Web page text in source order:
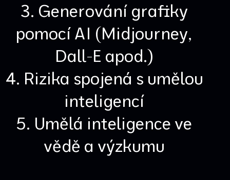
3. Generování grafiky
pomocí AI (Midjourney,
Dall-E apod.)
4. Rizika spojená s umělou
inteligencí
5. Umělá inteligence ve
vědě a výzkumu